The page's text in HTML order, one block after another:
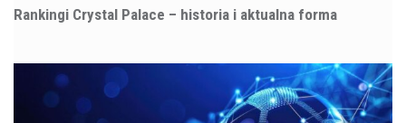
Rankingi Crystal Palace – historia i aktualna forma